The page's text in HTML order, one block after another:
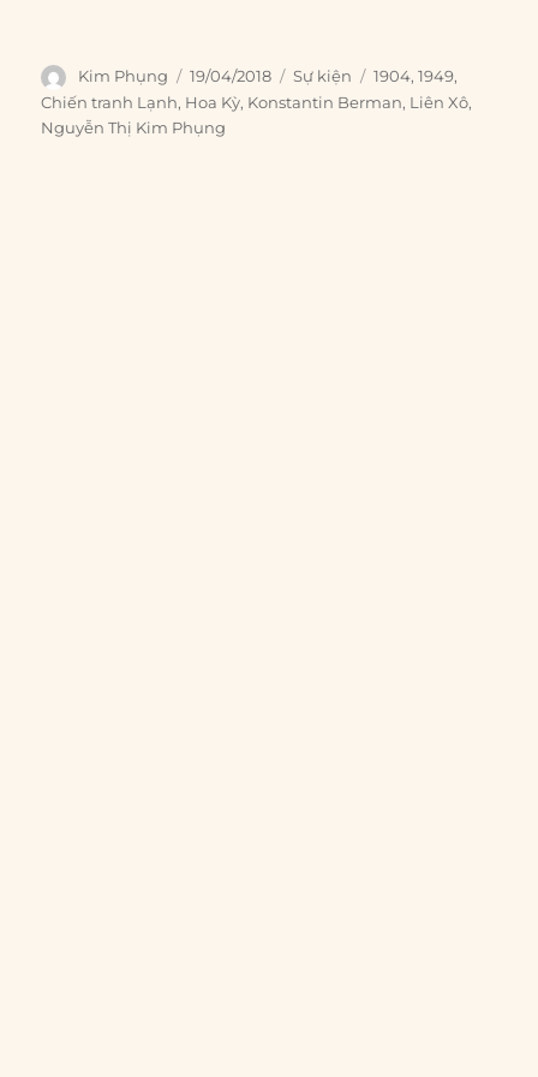
Author
Kim Phụng
Posted
on
19/04/2018 Categories
Sự kiện Tags
1904,1949,
Chiến tranh Lạnh, Hoa Kỳ, Konstantin Berman, Liên Xô,
Nguyễn Thị Kim Phụng